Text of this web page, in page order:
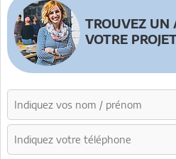
TROUVEZ UN
VOTRE